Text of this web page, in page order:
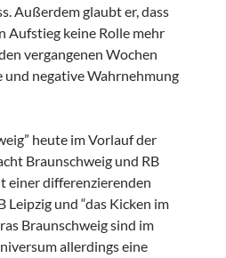
Außerdem glaubt er, dass
Aufstieg keine Rolle mehr
vergangenen Wochen
und negative Wahrnehmung
heute im Vorlauf der
Braunschweig und RB
einer differenzierenden
Leipzig und “das Kicken im
Braunschweig sind im
allerdings eine